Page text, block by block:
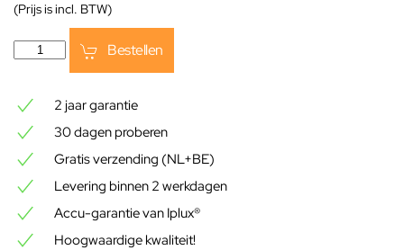
(Prijs is incl. BTW)
Bestellen
2 jaar garantie
30 dagen proberen
Gratis verzending (NL+BE)
Levering binnen 2 werkdagen
Accu-garantie van Iplux®
Hoogwaardige kwaliteit!